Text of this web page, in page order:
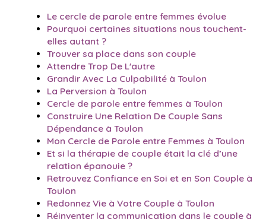
Le cercle de parole entre femmes évolue
Pourquoi certaines situations nous touchent-
elles autant ?
Trouver sa place dans son couple
Attendre Trop De L'autre
Grandir Avec La Culpabilité à Toulon
La Perversion à Toulon
Cercle de parole entre femmes à Toulon
Construire Une Relation De Couple Sans
Dépendance à Toulon
Mon Cercle de Parole entre Femmes à Toulon
Et si la thérapie de couple était la clé d’une
relation épanouie ?
Retrouvez Confiance en Soi et en Son Couple à
Toulon
Redonnez Vie à Votre Couple à Toulon
Réinventer la communication dans le couple à